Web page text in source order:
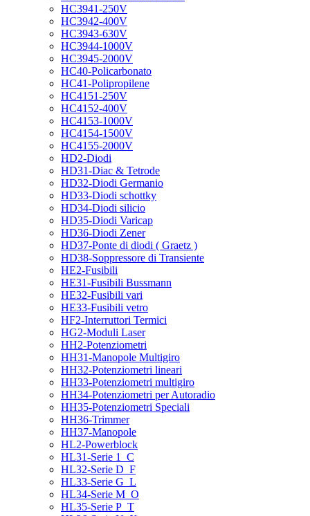
HC3941-250V
HC3942-400V
HC3943-630V
HC3944-1000V
HC3945-2000V
HC40-Policarbonato
HC41-Polipropilene
HC4151-250V
HC4152-400V
HC4153-1000V
HC4154-1500V
HC4155-2000V
HD2-Diodi
HD31-Diac & Tetrode
HD32-Diodi Germanio
HD33-Diodi schottky
HD34-Diodi silicio
HD35-Diodi Varicap
HD36-Diodi Zener
HD37-Ponte di diodi ( Graetz )
HD38-Soppressore di Transiente
HE2-Fusibili
HE31-Fusibili Bussmann
HE32-Fusibili vari
HE33-Fusibili vetro
HF2-Interruttori Termici
HG2-Moduli Laser
HH2-Potenziometri
HH31-Manopole Multigiro
HH32-Potenziometri lineari
HH33-Potenziometri multigiro
HH34-Potenziometri per Autoradio
HH35-Potenziometri Speciali
HH36-Trimmer
HH37-Manopole
HL2-Powerblock
HL31-Serie 1_C
HL32-Serie D_F
HL33-Serie G_L
HL34-Serie M_O
HL35-Serie P_T